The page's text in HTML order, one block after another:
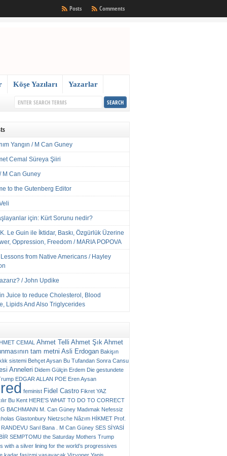
Comments
Posts
Köşe Yazıları Yazarlar
Yangın / M Can Guney
Cemal Süreya Şiiri
M Can Guney
to the Gutenberg Editor
için: Kürt Sorunu nedir?
Le Guin ile İktidar, Baskı, Özgürlük Üzerine
Oppression, Freedom / MARIA POPOVA
from Native Americans / Hayley
/ John Updike
Juice to reduce Cholesterol, Blood
Lipids And Also Triglycerides
CEMAL Ahmet Telli Ahmet Şık Ahmet
tam metni Asli Erdogan Bakişın
sistemi Behçet Aysan Bu Tufandan Sonra Cansu
Anneleri Didem Gülçin Erdem Die gestundete
EDGAR ALLAN POE Eren Aysan
feminist Fidel Castro Fikret YAZ
Bu Kent HERE’S WHAT TO DO TO CORRECT
BACHMANN M. Can Güney Madımak Nefessiz
Glastonbury Nietzsche Nâzım HİKMET Prof.
RANDEVU Sarıl Bana . M Can Güney SES SİYASİ
SEMPTOMU the Saturday Mothers Trump
with a silver lining for the world’s progressives